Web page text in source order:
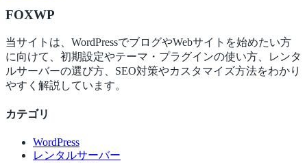
FOXWP
当サイトは、WordPressでブログやWebサイトを始めたい方
に向けて、初期設定やテーマ・プラグインの使い方、レンタ
ルサーバーの選び方、SEO対策やカスタマイズ方法をわかり
やすく解説しています。
カテゴリ
WordPress
レンタルサーバー